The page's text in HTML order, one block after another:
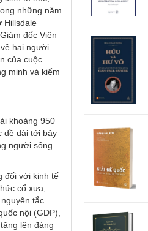
những năm
Hillsdale
đốc Viện
hai người
của cuộc
minh và kiểm
khoảng 950
đề dài tới bảy
người sống
đối với kinh tế
cổ xưa,
tắc
nội (GDP),
lên đáng